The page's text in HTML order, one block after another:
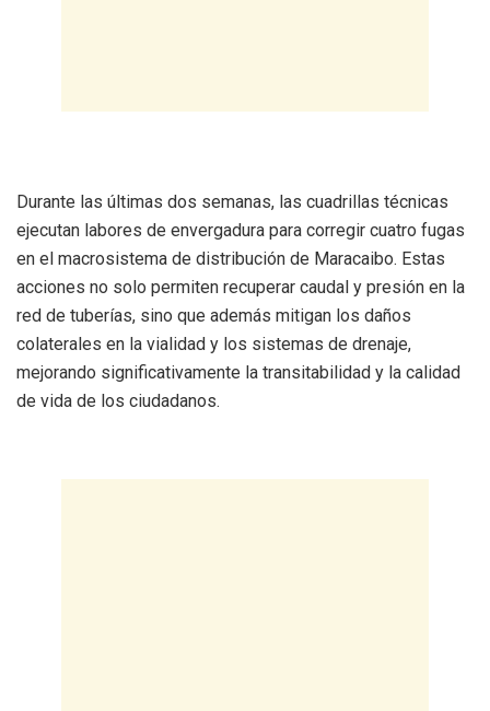
Durante las últimas dos semanas, las cuadrillas técnicas
ejecutan labores de envergadura para corregir cuatro fugas
en el macrosistema de distribución de Maracaibo. Estas
acciones no solo permiten recuperar caudal y presión en la
red de tuberías, sino que además mitigan los daños
colaterales en la vialidad y los sistemas de drenaje,
mejorando significativamente la transitabilidad y la calidad
de vida de los ciudadanos.